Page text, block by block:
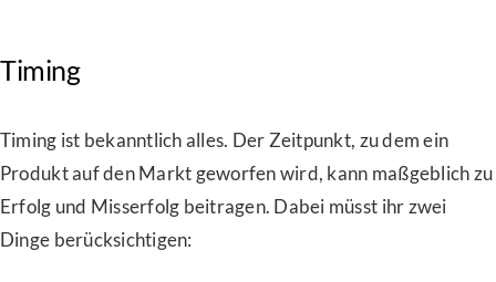
Timing
Timing ist bekanntlich alles. Der Zeitpunkt, zu dem ein
Produkt auf den Markt geworfen wird, kann maßgeblich zu
Erfolg und Misserfolg beitragen. Dabei müsst ihr zwei
Dinge berücksichtigen: